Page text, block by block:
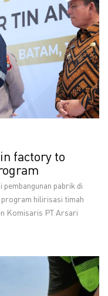
factory to
pabrik di
program hilirisasi timah
Komisaris PT Arsari